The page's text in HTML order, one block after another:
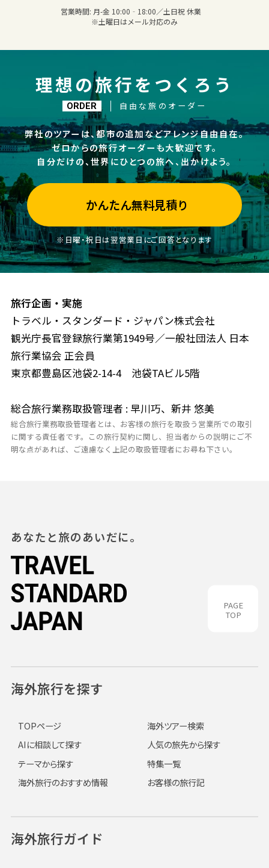
営業時間: 月-金 10:00‐18:00／土日祝 休業
※土曜日はメール対応のみ
理想の旅行をつくろう
ORDER 自由な旅のオーダー
弊社のツアーは、都市の追加などアレンジ自由自在。
ゼロからの旅行オーダーも大歓迎です。
自分だけの、世界にひとつの旅へ、出かけよう。
かんたん無料見積り
※日曜・祝日は翌営業日にご回答となります
旅行企画・実施
トラベル・スタンダード・ジャパン株式会社
観光庁長官登録旅行業第1949号／一般社団法人 日本
旅行業協会 正会員
東京都豊島区池袋2-14-4 池袋TAビル5階
総合旅行業務取扱管理者 : 早川巧、新井 悠美
総合旅行業務取扱管理者とは、お客様の旅行を取扱う営業所での取引
に関する責任者です。この旅行契約に関し、担当者からの説明にご不
明な点があれば、ご遠慮なく上記の取扱管理者にお尋ね下さい。
PAGE
TOP
あなたと旅のあいだに。
海外旅行を探す
TOPページ
海外ツアー検索
AIに相談して探す
人気の旅先から探す
テーマから探す
特集一覧
海外旅行のおすすめ情報
お客様の旅行記
海外旅行ガイド